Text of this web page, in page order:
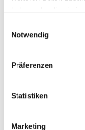
haben oder die sie
Notwendig
Präferenzen
Statistiken
Marketing
Preis inkl. MwSt.
Beutel